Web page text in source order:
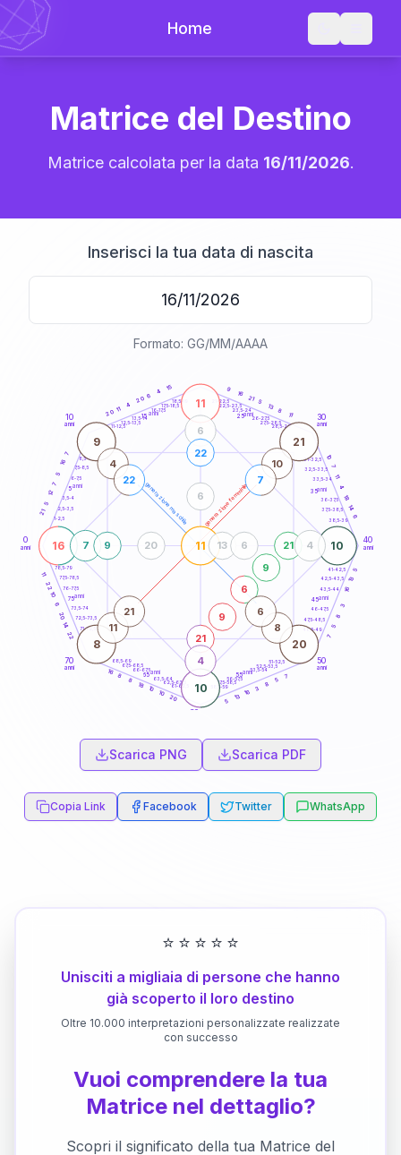
Home
Matrice del Destino
Matrice calcolata per la data 16/11/2026.
Inserisci la tua data di nascita
Formato: GG/MM/AAAA
generazione maschile generazione femminile
0
anni
10
anni
30
anni
40
anni
50
anni
60
70
anni
1-2,5
2,5-3,5
3,5-4
6-7,5
7,5-8,5
8,5-9
11-12,5
12,5-13,5
13,5-14
16-17,5
17,5-18,5
18,5-19
21-22,5
22,5-23,5
23,5-24
26-27,5
27,5-28,5
28,5-29
31-32,5
32,5-33,5
33,5-34
36-37,5
37,5-38,5
38,5-39
41-42,5
42,5-43,5
43,5-44
46-47,5
47,5-48,5
48,5-49
51-52,5
52,5-53,5
53,5-54
56-57,5
57,5-58,5
58,5-59
61-62,5
62,5-63,5
63,5-64
66-67,5
67,5-68,5
68,5-69
71-72,5
72,5-73,5
73,5-74
76-77,5
77,5-78,5
78,5-79
21
5
12
7
5
16
7
20 11
4
20 6
4
15 9
16
21 5
13 8
11
10
7
11
4
18
14
6
5
13
16
3
8
5
7
7
5
8
3
16
13
5
20
10
10
18
8
8
16
22
14
20
6
10
22
11
16
11
10
10
11
9 21
8 20
21
9
6
9
21
7
6
4
4
9
22
13 6
20
6
4
22
10
7
11
21
8
6
5anni
15 anni 25anni
35anni
45anni
55anni
65anni
75anni
Scarica PNG Scarica PDF
Copia Link Facebook Twitter WhatsApp
⭐ ⭐ ⭐ ⭐ ⭐
Unisciti a migliaia di persone che hanno
già scoperto il loro destino
Oltre 10.000 interpretazioni personalizzate realizzate
con successo
Vuoi comprendere la tua
Matrice nel dettaglio?
Scopri il significato della tua Matrice del